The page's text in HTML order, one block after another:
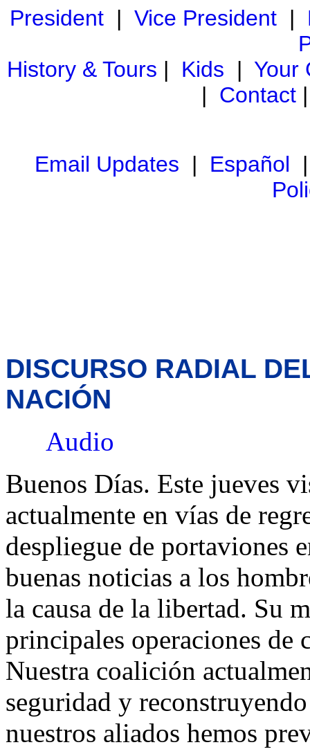
President| Vice President|
History & Tours | Kids | Your
| Contact
Email Updates | Español
DISCURSO RADIAL
NACIÓN
Audio
Buenos Días. Este jueves
actualmente en vías de
despliegue de portaviones
buenas noticias a los
la causa de la libertad. Su
principales operaciones de
Nuestra coalición
seguridad y
nuestros aliados hemos